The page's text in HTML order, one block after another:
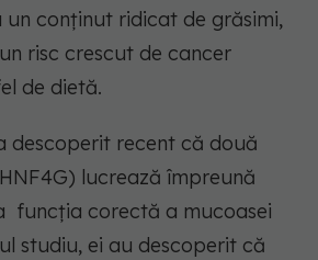
un conținut ridicat de grăsimi,
risc crescut de cancer
de dietă.
descoperit recent că două
lucrează împreună
funcția corectă a mucoasei
studiu, ei au descoperit că